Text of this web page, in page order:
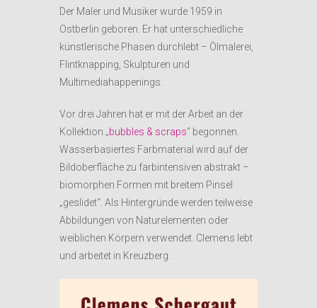
Der Maler und Musiker wurde 1959 in
Ostberlin geboren. Er hat unterschiedliche
künstlerische Phasen durchlebt – Ölmalerei,
Flintknapping, Skulpturen und
Multimediahappenings.
Vor drei Jahren hat er mit der Arbeit an der
Kollektion „bubbles & scraps“ begonnen.
Wasserbasiertes Farbmaterial wird auf der
Bildoberfläche zu farbintensiven abstrakt –
biomorphen Formen mit breitem Pinsel
„geslidet“. Als Hintergründe werden teilweise
Abbildungen von Naturelementen oder
weiblichen Körpern verwendet. Clemens lebt
und arbeitet in Kreuzberg.